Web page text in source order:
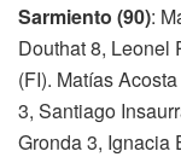
Sarmiento (90):
Douthat 8, Leonel
(FI). Matías
3, Santiago
Gronda 3, Ignacia